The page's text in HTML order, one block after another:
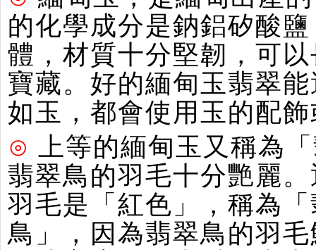
的化學成分是鈉鋁矽酸
體，材質十分堅韌，可
寶藏。好的緬甸玉翡翠
如玉，都會使用玉的配
⊙
上等的緬甸玉又稱為
翡翠鳥的羽毛十分艷麗
羽毛是「紅色」，稱為
鳥」，因為翡翠鳥的羽